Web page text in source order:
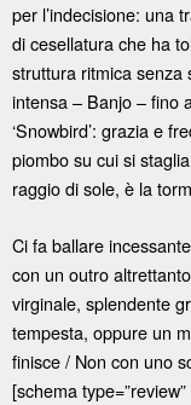
per l’indecisione: una
di cesellatura che ha
struttura ritmica senza
intensa – Banjo – fino
‘Snowbird’: grazia e
piombo su cui si
raggio di sole, è la
Ci fa ballare
con un outro
virginale, splendente
tempesta, oppure un
finisce / Non con uno
[schema